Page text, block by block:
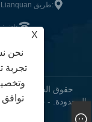
:طريق Lianquan، منطقة GuangZhou YueXiu، Guangdong، الصين
هاتف:
:
المحدودة. - حساسات
X
نحن
تجربة